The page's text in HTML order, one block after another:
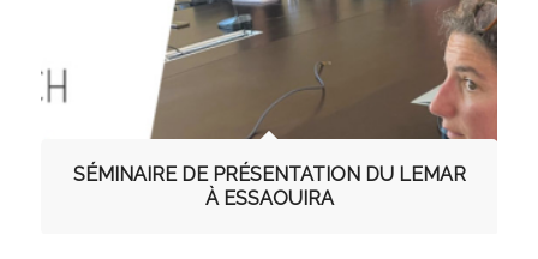
SÉMINAIRE DE PRÉSENTATION DU LEMAR
À ESSAOUIRA